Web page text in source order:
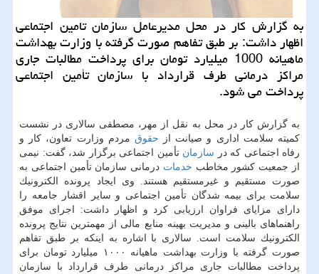
به گزارش كار در محل مدیرعامل سازمان تامین اجتماعی
اظهار داشت: بر طبق تفاهم صورت گرفته با وزارت بهداشت
ماهیانه 1000 میلیارد تومان برای پرداخت مطالبات جاری
مراكز درمانی طرف قرارداد با سازمان تأمین اجتماعی
پرداخت می شود.
به گزارش كار در محل به نقل از مهر، مصطفی سالاری در نشست
كمیته سلامت اداری و صیانت از حقوق مردم وزارت تعاون، كار و
رفاه اجتماعی كه در سازمان تأمین اجتماعی برگزار شد، گفت: نیمی
از جمعیت كشور مخاطب خدمات درمانی سازمان تأمین اجتماعی به
صورت مستقیم و غیرمستقیم هستند. وی ایجاد پرونده الكترونیك
سلامت برای بیمه شدگان تأمین اجتماعی و سایر اقشار جامعه را
دارای مزایای فراوان ارزیابی كرد و اظهار داشت: اجرای موفق
راهنماهای بالینی و مدیریت بهینه منابع مالی از مهمترین نتایج پرونده
الكترونیك سلامت است. سالاری با اشاره به اینكه بر طبق تفاهم
صورت گرفته با وزارت بهداشت ماهیانه ۱۰۰۰ میلیارد تومان برای
پرداخت مطالبات جاری مراكز درمانی طرف قرارداد با سازمان